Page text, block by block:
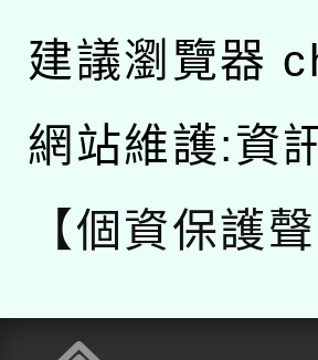
建議瀏覽器
網站維護:資
【個資保護聲